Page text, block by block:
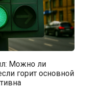
Можно ли
горит основной